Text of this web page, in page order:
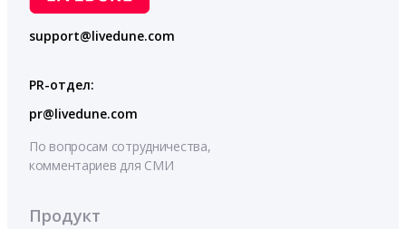
support@livedune.com
PR-отдел:
pr@livedune.com
По вопросам сотрудничества,
комментариев для СМИ
Продукт